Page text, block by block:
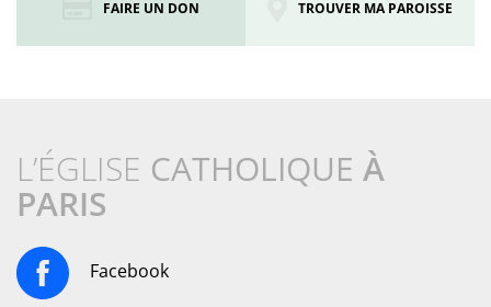
FAIRE UN DON TROUVER MA PAROISSE
L’ÉGLISE CATHOLIQUE À
PARIS
Facebook